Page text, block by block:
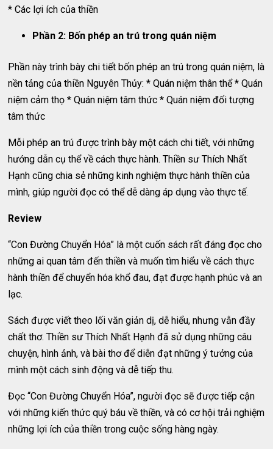
* Các lợi ích của thiền
Phần 2: Bốn phép an trú trong quán niệm
Phần này trình bày chi tiết bốn phép an trú trong quán niệm, là
nền tảng của thiền Nguyên Thủy: * Quán niệm thân thể * Quán
niệm cảm thọ * Quán niệm tâm thức * Quán niệm đối tượng
tâm thức
Mỗi phép an trú được trình bày một cách chi tiết, với những
hướng dẫn cụ thể về cách thực hành. Thiền sư Thích Nhất
Hạnh cũng chia sẻ những kinh nghiệm thực hành thiền của
mình, giúp người đọc có thể dễ dàng áp dụng vào thực tế.
Review
“Con Đường Chuyển Hóa” là một cuốn sách rất đáng đọc cho
những ai quan tâm đến thiền và muốn tìm hiểu về cách thực
hành thiền để chuyển hóa khổ đau, đạt được hạnh phúc và an
lạc.
Sách được viết theo lối văn giản dị, dễ hiểu, nhưng vẫn đầy
chất thơ. Thiền sư Thích Nhất Hạnh đã sử dụng những câu
chuyện, hình ảnh, và bài thơ để diễn đạt những ý tưởng của
mình một cách sinh động và dễ tiếp thu.
Đọc “Con Đường Chuyển Hóa”, người đọc sẽ được tiếp cận
với những kiến thức quý báu về thiền, và có cơ hội trải nghiệm
những lợi ích của thiền trong cuộc sống hàng ngày.